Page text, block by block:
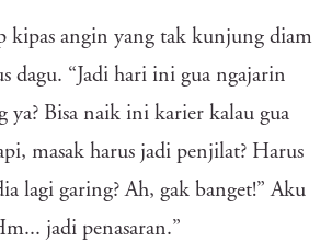
kipas angin yang tak kunjung diam
dagu. “Jadi hari ini gua ngajarin
ya? Bisa naik ini karier kalau gua
masak harus jadi penjilat? Harus
lagi garing? Ah, gak banget!” Aku
jadi penasaran.”